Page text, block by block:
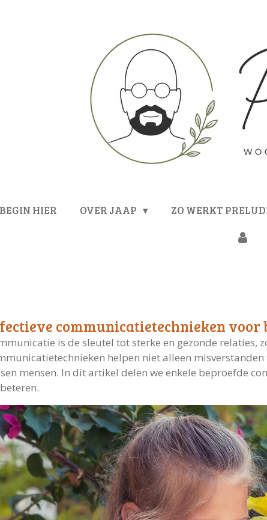
BEGIN HIER OVER JAAP ZO WERKT
communicatietechnieken voor
is de sleutel tot sterke en gezonde relaties,
helpen niet alleen
mensen. In dit artikel delen we enkele beproefde